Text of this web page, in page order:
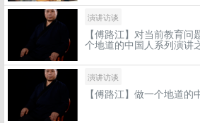
演讲访谈
【傅路江】对当前教育
个地道的中国人系列演讲
演讲访谈
【傅路江】做一个地道的